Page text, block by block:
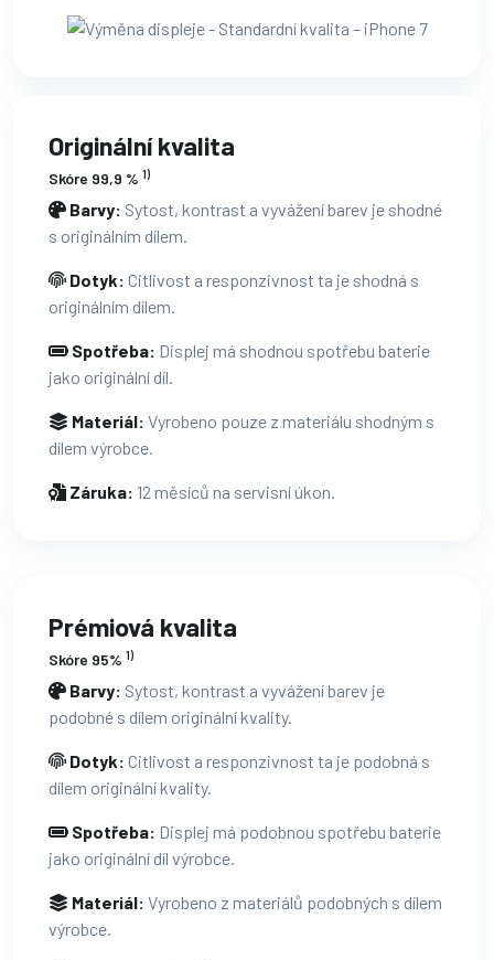
Originální kvalita
Skóre 99,9 % 1)
Barvy: Sytost, kontrast a vyvážení barev je shodné
s originálním dílem.
Dotyk: Citlivost a responzivnost ta je shodná s
originálním dílem.
Spotřeba: Displej má shodnou spotřebu baterie
jako originální díl.
Materiál: Vyrobeno pouze z materiálu shodným s
dílem výrobce.
Záruka: 12 měsíců na servisní úkon.
Prémiová kvalita
Skóre 95% 1)
Barvy: Sytost, kontrast a vyvážení barev je
podobné s dílem originální kvality.
Dotyk: Citlivost a responzivnost ta je podobná s
dílem originální kvality.
Spotřeba: Displej má podobnou spotřebu baterie
jako originální díl výrobce.
Materiál: Vyrobeno z materiálů podobných s dílem
výrobce.